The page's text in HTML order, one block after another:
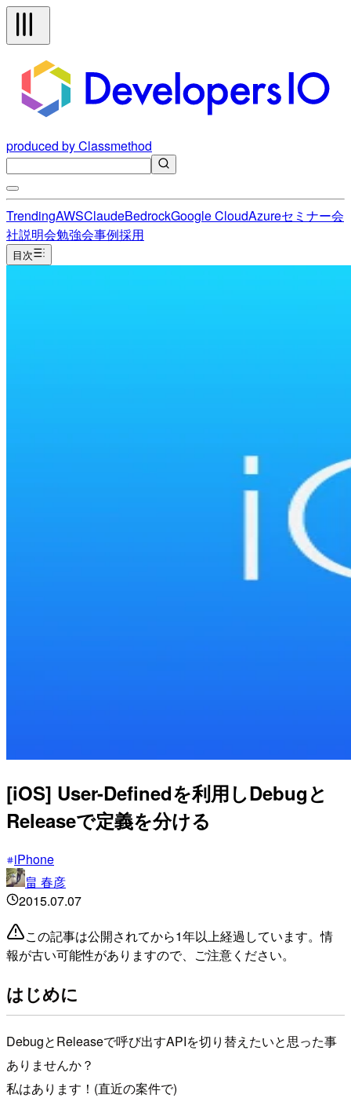
produced by Classmethod
TrendingAWSClaudeBedrockGoogle CloudAzureセミナー会
社説明会勉強会事例採用
目次
[iOS] User-Definedを利用しDebugと
Releaseで定義を分ける
iPhone
畠 春彦
2015.07.07
この記事は公開されてから1年以上経過しています。情
報が古い可能性がありますので、ご注意ください。
はじめに
DebugとReleaseで呼び出すAPIを切り替えたいと思った事
ありませんか？
私はあります！(直近の案件で)